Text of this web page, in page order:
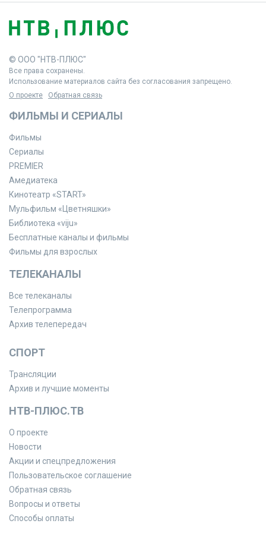
© ООО "НТВ-ПЛЮС"
Все права сохранены.
Использование материалов сайта без согласования запрещено.
О проекте
Обратная связь
ФИЛЬМЫ И СЕРИАЛЫ
Фильмы
Сериалы
PREMIER
Амедиатека
Кинотеатр «START»
Мульфильм «Цветняшки»
Библиотека «viju»
Бесплатные каналы и фильмы
Фильмы для взрослых
ТЕЛЕКАНАЛЫ
Все телеканалы
Телепрограмма
Архив телепередач
СПОРТ
Трансляции
Архив и лучшие моменты
НТВ-ПЛЮС.ТВ
О проекте
Новости
Акции и спецпредложения
Пользовательское соглашение
Обратная связь
Вопросы и ответы
Способы оплаты